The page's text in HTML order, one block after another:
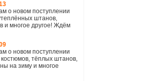
о новом поступлении
штанов,
и многое другое! Ждём
о новом поступлении
тёплых штанов,
на зиму и многое